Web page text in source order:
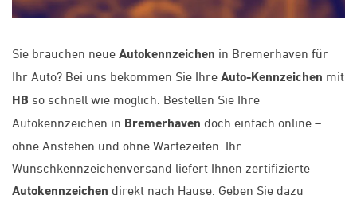
Sie brauchen neue Autokennzeichen in Bremerhaven für
Ihr Auto? Bei uns bekommen Sie Ihre Auto-Kennzeichen mit
HB so schnell wie möglich. Bestellen Sie Ihre
Autokennzeichen in Bremerhaven doch einfach online –
ohne Anstehen und ohne Wartezeiten. Ihr
Wunschkennzeichenversand liefert Ihnen zertifizierte
Autokennzeichen direkt nach Hause. Geben Sie dazu